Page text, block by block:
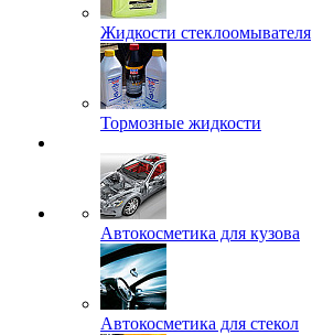
Жидкости стеклоомывателя
Тормозные жидкости
Автокосметика для кузова
Автокосметика для стекол